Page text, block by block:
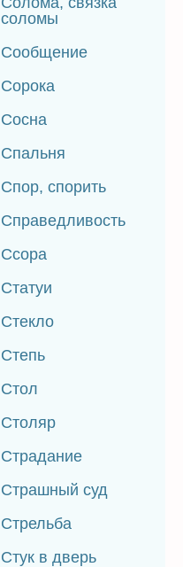
соломы
Сообщение
Сорока
Сосна
Спальня
Спор, спорить
Справедливость
Ссора
Статуи
Стекло
Степь
Стол
Столяр
Страдание
Страшный суд
Стрельба
Стук в дверь